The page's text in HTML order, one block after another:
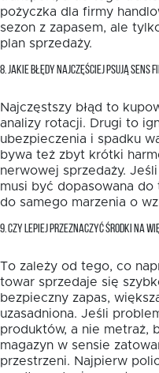
pożyczka dla firmy
sezon z zapasem, ale
plan sprzedaży.
8. JAKIE BŁĘDY NAJCZĘŚCIEJ PSUJĄ SENS
Najczęstszy błąd to
analizy rotacji. Drugi to
ubezpieczenia i spadku
bywa też zbyt krótki
nerwowej sprzedaży.
musi być dopasowana
do samego marzenia o
9. CZY LEPIEJ PRZEZNACZYĆ ŚRODKI NA
To zależy od tego, co
towar sprzedaje się
bezpieczny zapas,
uzasadniona. Jeśli
produktów, a nie metraż,
magazyn w sensie
przestrzeni. Najpierw